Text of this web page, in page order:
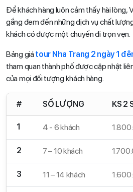
Để khách hàng luôn cảm thấy hài lòng,
gắng đem đến những dịch vụ chất
khách có được một chuyến đi trọn vẹn.
Bảng giá tour Nha Trang 2 ngày 1
tham quan thành phố được cập nhật
của mọi đối tượng khách hàng.
# SỐ LƯỢNG KS 2
1 4 - 6 khách
2 7 – 10 khách
3 11 – 14 khách